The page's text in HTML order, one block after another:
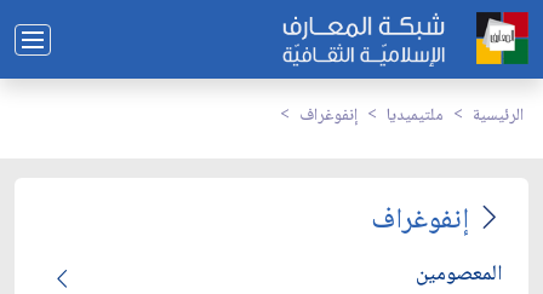
الرئيسية ملتيميديا إنفوغراف
إنفوغراف
المعصومين